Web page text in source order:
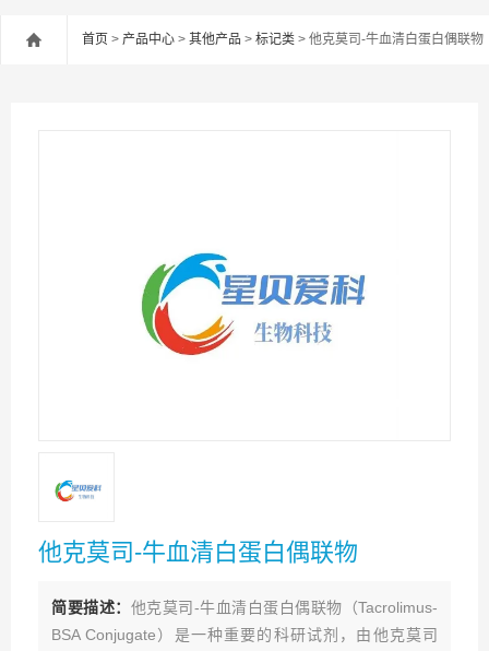
首页 > 产品中心 > 其他产品 > 标记类 > 他克莫司-牛血清白蛋白偶联物
他克莫司-牛血清白蛋白偶联物
简要描述： 他克莫司-牛血清白蛋白偶联物（Tacrolimus-
BSA Conjugate）是一种重要的科研试剂，由他克莫司